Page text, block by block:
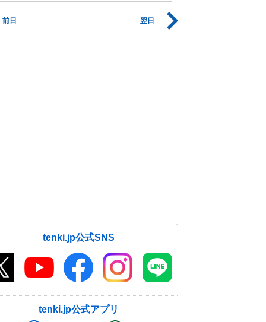
前日 翌日
tenki.jp公式SNS
tenki.jp公式アプリ